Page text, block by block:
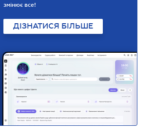
змінює все!
ДІЗНАТИСЯ БІЛЬШЕ